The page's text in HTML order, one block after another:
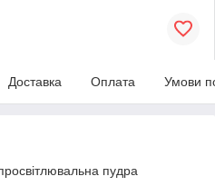
Доставка Оплата Умови
пудра